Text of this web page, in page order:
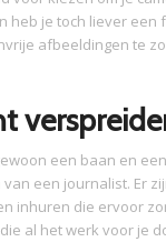
heb je toch liever
afbeeldingen te
een baan en
een journalist. Er
inhuren die ervoor
al het werk voor je